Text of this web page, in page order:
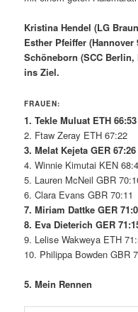
Kristina Hendel (LG
Esther Pfeiffer
Schöneborn (SCC Berlin,
ins Ziel.
FRAUEN:
1. Tekle Muluat ETH 66:53
2. Ftaw Zeray ETH 67:22
3. Melat Kejeta GER 67:26
4. Winnie Kimutai KEN
5. Lauren McNeil GBR
6. Clara Evans GBR 70:11
7. Miriam Dattke GER
8. Eva Dieterich GER
9. Lelise Wakweya ETH
10. Philippa Bowden GBR
5. Mein Rennen